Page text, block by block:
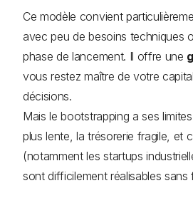
Ce modèle convient
avec peu de besoins techniques
phase de lancement. Il offre une
vous restez maître de votre
décisions.
Mais le bootstrapping a ses
plus lente, la trésorerie fragile, et
(notamment les startups
sont difficilement réalisables